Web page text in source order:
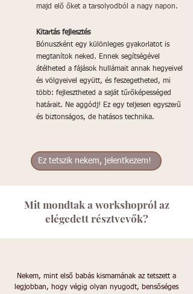
majd elő őket a tarsolyodból a nagy napon.
Kitartás fejlesztés
Bónuszként egy különleges gyakorlatot is
megtanítok neked. Ennek segítségével
átélheted a fájások hullámait annak hegyeivel
és völgyeivel együtt, és feszegetheted, mi
több: fejlesztheted a saját tűrőképességed
határait. Ne aggódj! Ez egy teljesen egyszerű
és biztonságos, de hatásos technika.
Ez tetszik nekem, jelentkezem!
Mit mondtak a workshopról az
elégedett résztvevők?
Nekem, mint első babás kismamának az tetszett a
legjobban, hogy végig olyan nyugodt, bensőséges